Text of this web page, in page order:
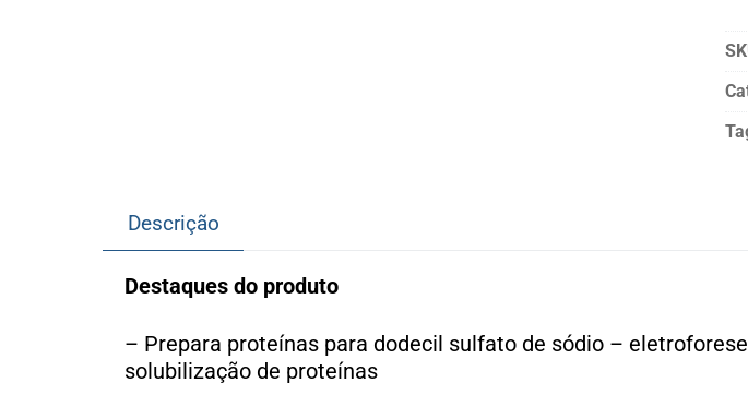
Descrição
Destaques do produto
– Prepara proteínas para dodecil sulfato de sódio –
solubilização de proteínas